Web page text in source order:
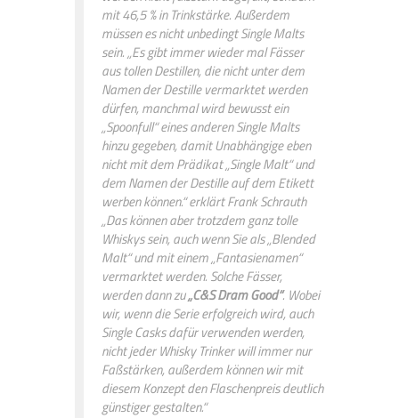
mit 46,5 % in Trinkstärke. Außerdem
müssen es nicht unbedingt Single Malts
sein. „Es gibt immer wieder mal Fässer
aus tollen Destillen, die nicht unter dem
Namen der Destille vermarktet werden
dürfen, manchmal wird bewusst ein
„Spoonfull“ eines anderen Single Malts
hinzu gegeben, damit Unabhängige eben
nicht mit dem Prädikat „Single Malt“ und
dem Namen der Destille auf dem Etikett
werben können.“ erklärt Frank Schrauth
„Das können aber trotzdem ganz tolle
Whiskys sein, auch wenn Sie als „Blended
Malt“ und mit einem „Fantasienamen“
vermarktet werden. Solche Fässer,
werden dann zu„C&S Dram Good“. Wobei
wir, wenn die Serie erfolgreich wird, auch
Single Casks dafür verwenden werden,
nicht jeder Whisky Trinker will immer nur
Faßstärken, außerdem können wir mit
diesem Konzept den Flaschenpreis deutlich
günstiger gestalten.“